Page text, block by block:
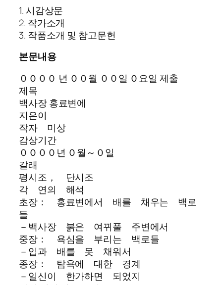
1. 시감상문
2. 작가소개
3. 작품소개 및 참고문헌
본문내용
００００ 년 ００월 ００일 ０요일 제출
제목
백사장 홍료변에
지은이
작자 미상
감상기간
００００년 ０월～０일
갈래
평시조， 단시조
각 연의 해석
초장： 홍료변에서 배를 채우는 백로
들
－백사장 붉은 여뀌풀 주변에서
중장： 욕심을 부리는 백로들
－입과 배를 못 채워서
종장： 탐욕에 대한 경계
－일신이 한가하면 되었지